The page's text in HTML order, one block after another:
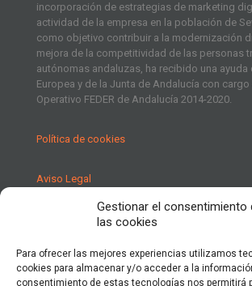
Gestionar el consentimiento
las cookies
Para ofrecer las mejores experiencias utilizamos
cookies para almacenar y/o acceder a la
consentimiento de estas tecnologías nos permitirá
incorporación de estrategias de marketing
actividad de la empresa en la población de
como objetivo contribuir a la modernización
mejora de la competitividad de las personas
autónomas andaluzas, ha recibido una ayuda
Europea y de la Junta de Andalucía con cargo
Operativo FEDER de Andalucía 2014-2020.
Política de cookies
Aviso Legal
Política de Privacidad